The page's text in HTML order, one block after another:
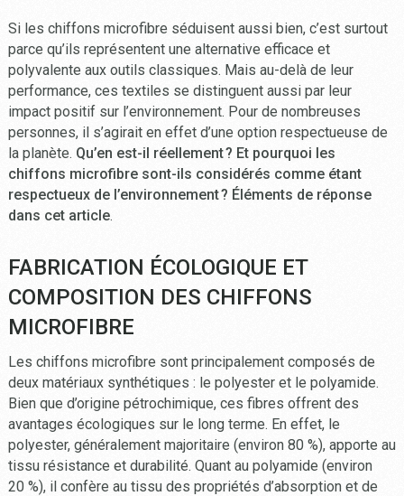
Si les chiffons microfibre séduisent aussi bien, c’est surtout
parce qu’ils représentent une alternative efficace et
polyvalente aux outils classiques. Mais au-delà de leur
performance, ces textiles se distinguent aussi par leur
impact positif sur l’environnement. Pour de nombreuses
personnes, il s’agirait en effet d’une option respectueuse de
la planète. Qu’en est-il réellement ? Et pourquoi les
chiffons microfibre sont-ils considérés comme étant
respectueux de l’environnement ? Éléments de réponse
dans cet article.
FABRICATION ÉCOLOGIQUE ET
COMPOSITION DES CHIFFONS
MICROFIBRE
Les chiffons microfibre sont principalement composés de
deux matériaux synthétiques : le polyester et le polyamide.
Bien que d’origine pétrochimique, ces fibres offrent des
avantages écologiques sur le long terme. En effet, le
polyester, généralement majoritaire (environ 80 %), apporte au
tissu résistance et durabilité. Quant au polyamide (environ
20 %), il confère au tissu des propriétés d’absorption et de